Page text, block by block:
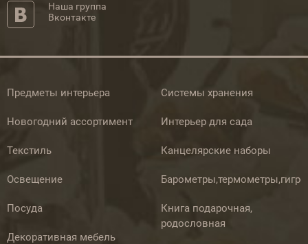
Наша группа
Вконтакте
Предметы интерьера
Новогодний ассортимент
Текстиль
Освещение
Посуда
Декоративная мебель
Системы хранения
Интерьер для сада
Канцелярские наборы
Книга подарочная,
родословная